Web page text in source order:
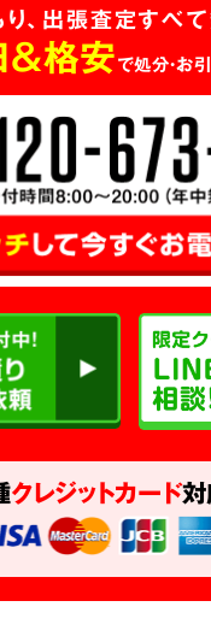
、出張査定すべ
格安で処分・お
クレジットカード